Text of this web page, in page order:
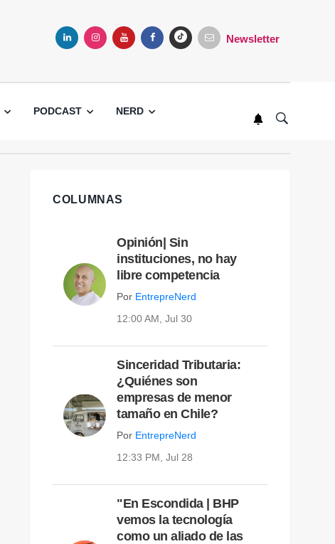
Newsletter
PODCAST NERD
COLUMNAS
Opinión| Sin
instituciones, no hay
libre competencia
Por EntrepreNerd
12:00 AM, Jul 30
Sinceridad Tributaria:
¿Quiénes son
empresas de menor
tamaño en Chile?
Por EntrepreNerd
12:33 PM, Jul 28
"En Escondida | BHP
vemos la tecnología
como un aliado de las